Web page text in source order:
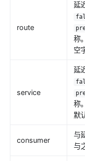
route
延
称
空
service
延
称
默
consumer
与
与